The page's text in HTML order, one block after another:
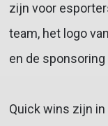
zijn voor
team, het logo
en de
Quick wins zijn